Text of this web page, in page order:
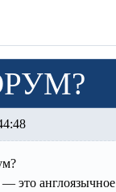
это англоязычное